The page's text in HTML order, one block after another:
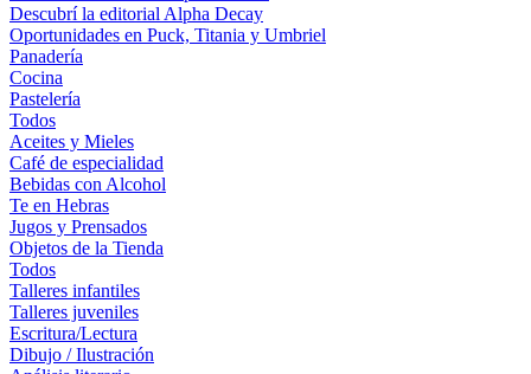
Descubrí la editorial Alpha Decay
Oportunidades en Puck, Titania y Umbriel
Panadería
Cocina
Pastelería
Todos
Aceites y Mieles
Café de especialidad
Bebidas con Alcohol
Te en Hebras
Jugos y Prensados
Objetos de la Tienda
Todos
Talleres infantiles
Talleres juveniles
Escritura/Lectura
Dibujo / Ilustración